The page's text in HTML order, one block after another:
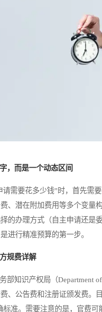
，而是一个动态区间
要花多少钱”时，首先需
、潜在附加费用等多个变量
的办理方式（自主申请还是
进行精准预算的第一步。
规费详解
知识产权局（Department of
、公告费和注册证颁发费。
准。需要注意的是，官费